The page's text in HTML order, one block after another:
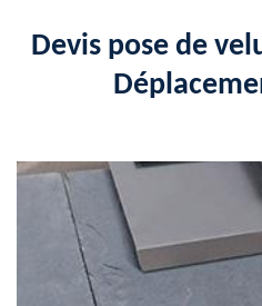
Devis pose de